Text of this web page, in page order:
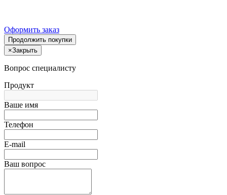
Оформить заказ
Продолжить покупки
×Закрыть
Вопрос специалисту
Продукт
Ваше имя
Телефон
E-mail
Ваш вопрос